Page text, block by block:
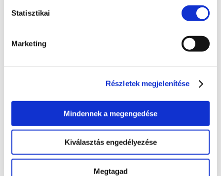
Statisztikai
Marketing
Részletek megjelenítése
Mindennek a megengedése
Kiválasztás engedélyezése
Megtagad
előszerződés
dologra oda kell figyelnünk. Ha hitelt is igénylünk,
rögzíthetjük a fontos feltételeket, legyen szó akár a
fizetési ütemezésről.
4. Bankonként eltérnek a
feltételek
Hiteligénylőként a mi felelősségünk, hogy minden
banki feltételnek maradéktalanul megfeleljünk.